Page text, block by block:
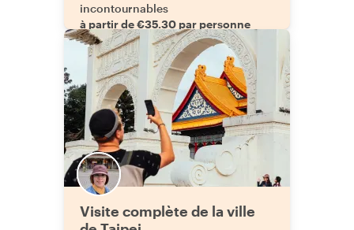
incontournables
à partir de €35.30 par personne
Visite complète de la ville